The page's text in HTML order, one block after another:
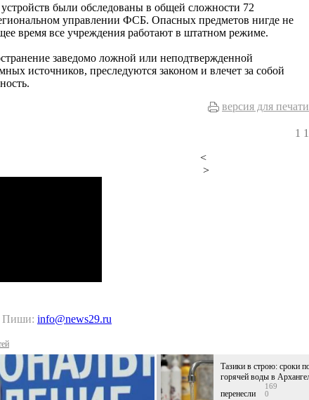
были обследованы в общей сложности 72
управлении ФСБ. Опасных предметов нигде не
время все учреждения работают в штатном режиме.
заведомо ложной или неподтвержденной
источников, преследуются законом и влечет за собой
версия для печати
1 1
<
>
Пиши: info@news29.ru
Тазики в строю: сроки
горячей воды в
перенесли
169
0